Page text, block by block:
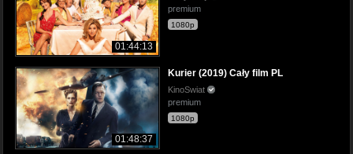
01:44:13
premium
1080p
01:48:37
Kurier (2019) Cały film PL
KinoSwiat
premium
1080p